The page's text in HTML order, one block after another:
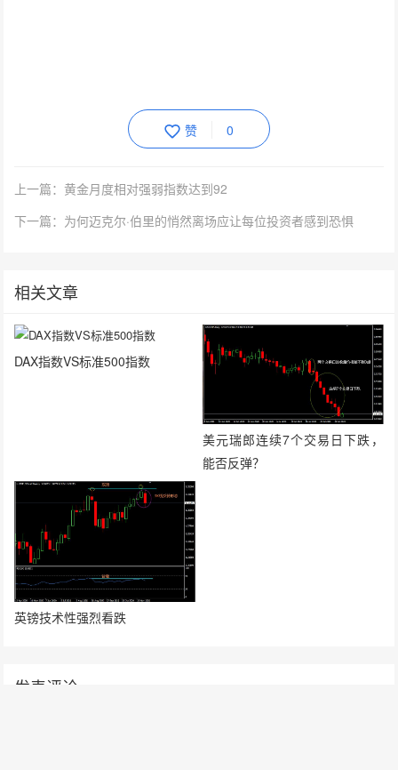
赞 0
上一篇：黄金月度相对强弱指数达到92
下一篇：为何迈克尔·伯里的悄然离场应让每位投资者感到恐惧
相关文章
DAX指数VS标准500指数
美元瑞郎连续7个交易日下跌，
能否反弹？
英镑技术性强烈看跌
发表评论